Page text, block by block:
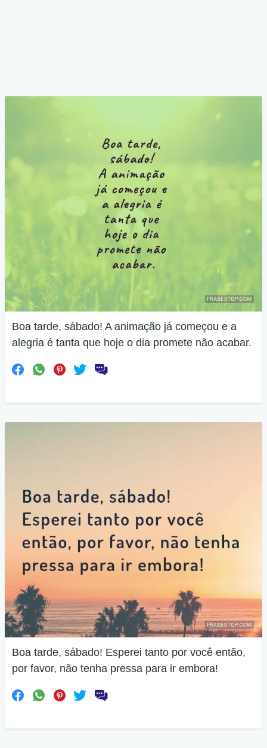
Boa tarde, sábado! A animação já começou e a
alegria é tanta que hoje o dia promete não acabar.
Boa tarde, sábado! Esperei tanto por você então,
por favor, não tenha pressa para ir embora!